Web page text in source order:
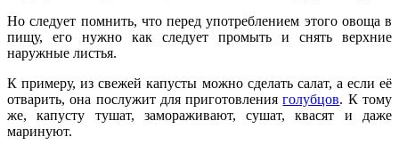
Но следует помнить, что перед употреблением этого овоща в
пищу, его нужно как следует промыть и снять верхние
наружные листья.
К примеру, из свежей капусты можно сделать салат, а если её
отварить, она послужит для приготовленияголубцов. К тому
же, капусту тушат, замораживают, сушат, квасят и даже
маринуют.